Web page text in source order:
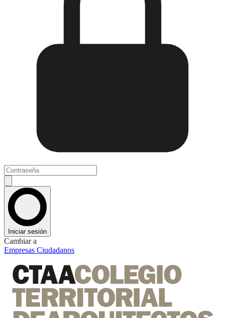
Iniciar sesión
Cambiar a
Empresas Ciudadanos